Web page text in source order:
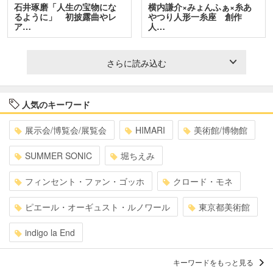
石井琢磨「人生の宝物にな
るように」 初披露曲やレ
ア…
横内謙介×みょんふぁ×糸あ
やつり人形一糸座 創作
人…
さらに読み込む
人気のキーワード
展示会/博覧会/展覧会 HIMARI 美術館/博物館
SUMMER SONIC 堀ちえみ
フィンセント・ファン・ゴッホ クロード・モネ
ピエール・オーギュスト・ルノワール 東京都美術館
indigo la End
キーワードをもっと見る